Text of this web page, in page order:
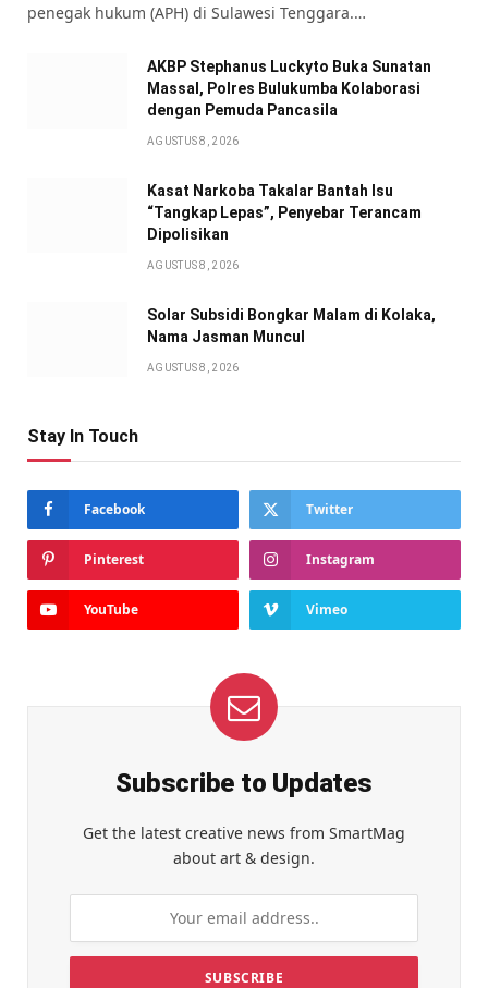
penegak hukum (APH) di Sulawesi Tenggara.…
AKBP Stephanus Luckyto Buka Sunatan
Massal, Polres Bulukumba Kolaborasi
dengan Pemuda Pancasila
AGUSTUS 8, 2026
Kasat Narkoba Takalar Bantah Isu
“Tangkap Lepas”, Penyebar Terancam
Dipolisikan
AGUSTUS 8, 2026
Solar Subsidi Bongkar Malam di Kolaka,
Nama Jasman Muncul
AGUSTUS 8, 2026
Stay In Touch
Facebook Twitter
Pinterest Instagram
YouTube Vimeo
Subscribe to Updates
Get the latest creative news from SmartMag
about art & design.